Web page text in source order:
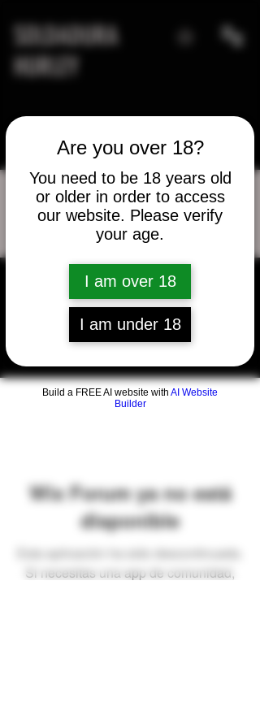
Are you over 18?
You need to be 18 years old
or older in order to access
our website. Please verify
your age.
I am over 18
I am under 18
Build a FREE AI website with AI Website
Builder
SOLDADURA
HURLEY
tw8968
Mensaje
Wix Forum ya no está
disponible
Esta aplicación ha sido descontinuada.
Si necesitas una app de comunidad,